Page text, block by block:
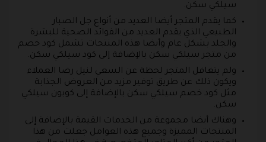
سيلكي سكن.
كما يقدم المتجر أيضا العديد من أنواع جل الصبار
الطبيعي الذي يقدم العديد من الفوائد الصحية للبشرة
والجلد بشكل عام وأيضا هذه المنتجات تشمل كود خصم
من متجر سيلكي سكن بالإضافة إلى كود سيلكي سكن.
ولم يتغافل المتجر لحظة عن السعي لنيل رضا العملاء
ويكون ذلك عن طريق توفير مزيد من العروض الجذابة
مثل كود خصم سيلكي سكن بالإضافة إلى كوبون سيلكي
سكن.
وهناك أيضا مجموعة من الخدمات القيمة بالإضافة إلى
المنتجات المميزة وجميع هذه العوامل جعلت من هذا